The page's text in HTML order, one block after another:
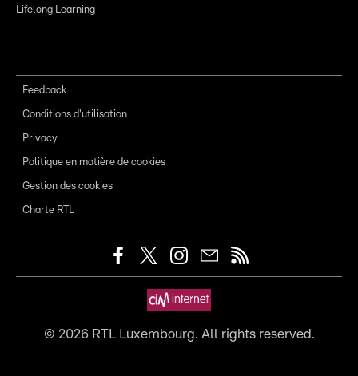
Lifelong Learning
Feedback
Conditions d'utilisation
Privacy
Politique en matière de cookies
Gestion des cookies
Charte RTL
© 2026RTL Luxembourg. All rights reserved.